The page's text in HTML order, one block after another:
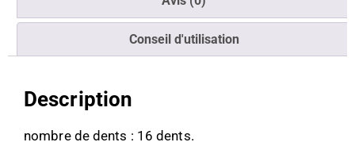
Conseil d'utilisation
Description
nombre de dents : 16 dents.